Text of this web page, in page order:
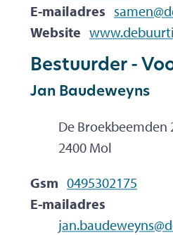
E-mailadres samen@
Website
Bestuurder -
Jan Baudeweyns
De Broekbeemden
,2400 Mol
Gsm 0495302175
E-mailadres
jan.baudeweyns@